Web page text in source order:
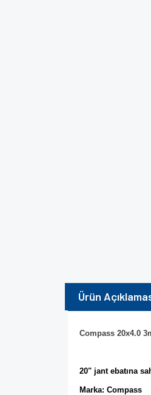
Ürün
Compass 20x4.0
20" jant ebatına
Marka: Compass